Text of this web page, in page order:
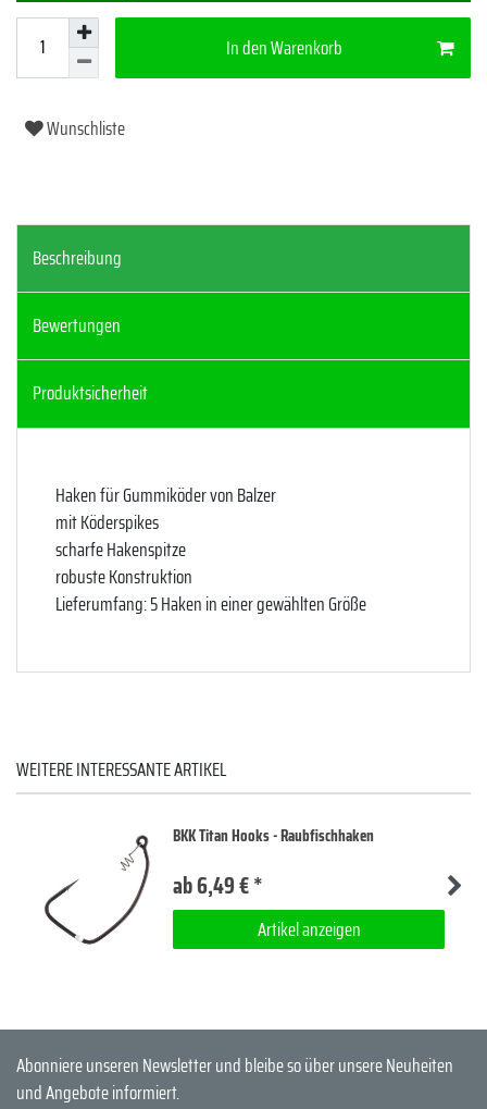
In den Warenkorb
Wunschliste
Beschreibung
Bewertungen
Produktsicherheit
Haken für Gummiköder von Balzer
mit Köderspikes
scharfe Hakenspitze
robuste Konstruktion
Lieferumfang: 5 Haken in einer gewählten Größe
WEITERE INTERESSANTE ARTIKEL
BKK Titan Hooks - Raubfischhaken
ab 6,49 € *
Artikel anzeigen
Abonniere unseren Newsletter und bleibe so über unsere Neuheiten
und Angebote informiert.